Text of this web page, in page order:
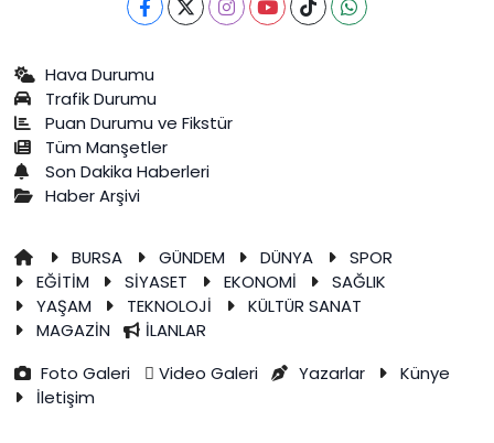
Hava Durumu
Trafik Durumu
Puan Durumu ve Fikstür
Tüm Manşetler
Son Dakika Haberleri
Haber Arşivi
BURSA GÜNDEM DÜNYA
SPOR
EĞİTİM
SİYASET EKONOMİ
SAĞLIK
YAŞAM
TEKNOLOJİ
KÜLTÜR SANAT
MAGAZİN
İLANLAR
Foto Galeri
Video Galeri Yazarlar
Künye
İletişim